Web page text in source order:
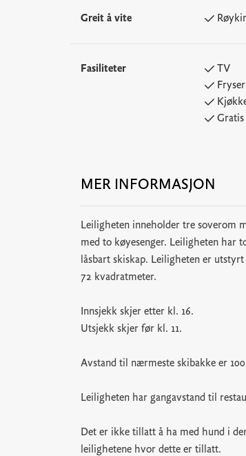
Greit å vite
Fasiliteter TV
Fryser
MER INFORMASJON
Leiligheten inneholder tre soverom
med to køyesenger. Leiligheten har
låsbart skiskap. Leiligheten er
72 kvadratmeter.
Innsjekk skjer etter kl. 16.
Utsjekk skjer før kl. 11.
Avstand til nærmeste skibakke er
Leiligheten har gangavstand til
Det er ikke tillatt å ha med hund i
leilighetene hvor dette er tillatt.